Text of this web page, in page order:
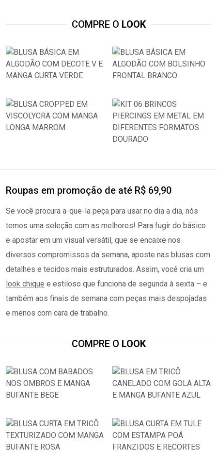
COMPRE O LOOK
Roupas em promoção de até R$ 69,90
Se você procura a-que-la peça para usar no dia a dia, nós
temos uma seleção com as melhores! Para fugir do básico
e apostar em um visual versátil, que se encaixe nos
diversos compromissos da semana, aposte nas blusas com
detalhes e tecidos mais estruturados. Assim, você cria um
look chique e estiloso que funciona de segunda à sexta – e
também aos finais de semana com peças mais despojadas
e menos com cara de trabalho.
COMPRE O LOOK